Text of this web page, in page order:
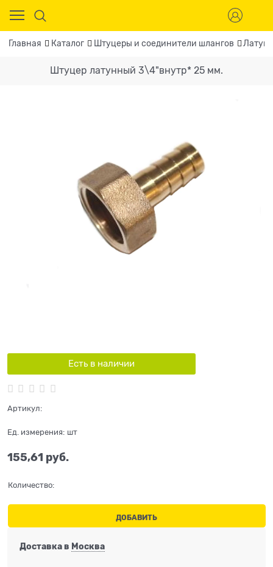
Главная Каталог Штуцеры и соединители шлангов
Штуцер латунный 3\4"внутр* 25 мм.
Есть в наличии
Артикул:
Ед. измерения: шт
155,61 руб.
Количество:
ДОБАВИТЬ
Доставка в Москва